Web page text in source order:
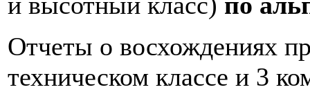
Отчеты о восхождениях
техническом классе и 3